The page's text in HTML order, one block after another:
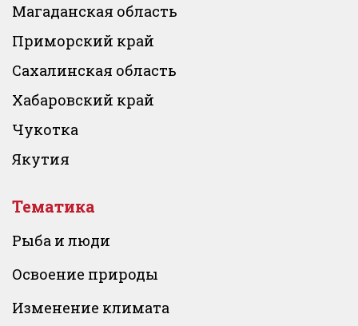
Магаданская область
Приморский край
Сахалинская область
Хабаровский край
Чукотка
Якутия
Тематика
Рыба и люди
Освоение природы
Изменение климата